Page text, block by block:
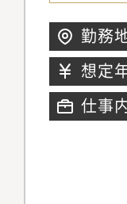
勤務
想定
仕事